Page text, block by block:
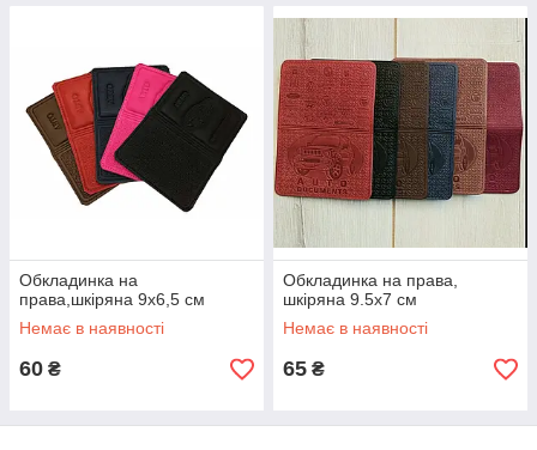
Обкладинка на
права,шкіряна 9х6,5 см
Немає в наявності
60 ₴
Обкладинка на права,
шкіряна 9.5х7 см
Немає в наявності
65 ₴